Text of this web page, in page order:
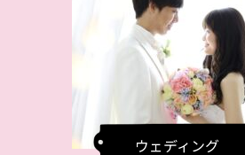
ウェディング